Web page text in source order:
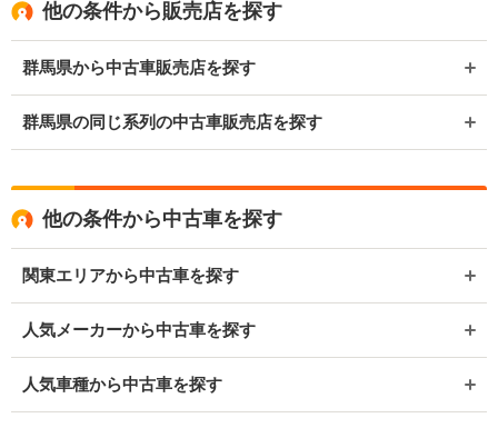
他の条件から販売店を探す
群馬県から中古車販売店を探す
群馬県の同じ系列の中古車販売店を探す
他の条件から中古車を探す
関東エリアから中古車を探す
人気メーカーから中古車を探す
人気車種から中古車を探す